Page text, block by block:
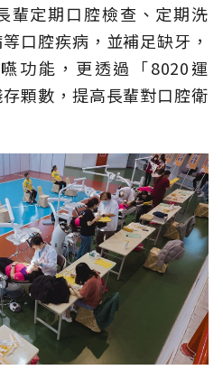
輩定期口腔檢查、定期洗
口腔疾病，並補足缺牙，
功能，更透過「8020運
顆數，提高長輩對口腔衛